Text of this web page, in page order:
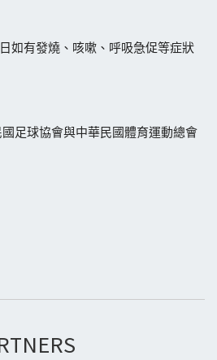
如有發燒、咳嗽、呼吸急促等症狀
足球協會與中華民國體育運動總會